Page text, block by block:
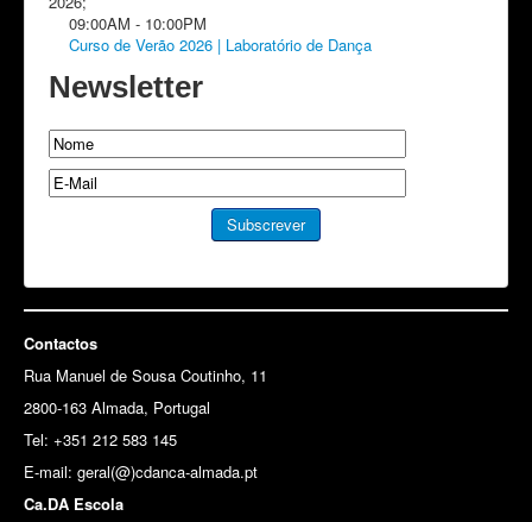
09:00AM - 10:00PM
Curso de Verão 2026 | Laboratório de Dança
Newsletter
Contactos
Rua Manuel de Sousa Coutinho, 11
2800-163 Almada, Portugal
Tel: +351 212 583 145
E-mail: geral(@)cdanca-almada.pt
Ca.DA Escola